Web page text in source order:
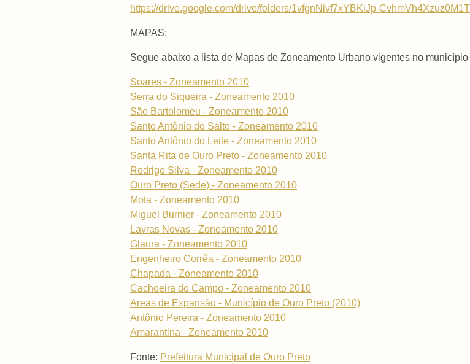
https://drive.google.com/drive/folders/1vfgnNivf7xYBKiJp-
MAPAS:
Segue abaixo a lista de Mapas de Zoneamento Urbano vigentes no município
Soares - Zoneamento 2010
Serra do Siqueira - Zoneamento 2010
São Bartolomeu - Zoneamento 2010
Santo Antônio do Salto - Zoneamento 2010
Santo Antônio do Leite - Zoneamento 2010
Santa Rita de Ouro Preto - Zoneamento 2010
Rodrigo Silva - Zoneamento 2010
Ouro Preto (Sede) - Zoneamento 2010
Mota - Zoneamento 2010
Miguel Burnier - Zoneamento 2010
Lavras Novas - Zoneamento 2010
Glaura - Zoneamento 2010
Engenheiro Corrêa - Zoneamento 2010
Chapada - Zoneamento 2010
Cachoeira do Campo - Zoneamento 2010
Areas de Expansão - Município de Ouro Preto (2010)
Antônio Pereira - Zoneamento 2010
Amarantina - Zoneamento 2010
Fonte: Prefeitura Municipal de Ouro Preto